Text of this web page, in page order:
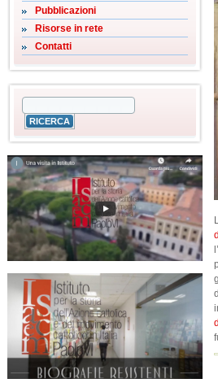
Pubblicazioni
Risorse in rete
Contatti